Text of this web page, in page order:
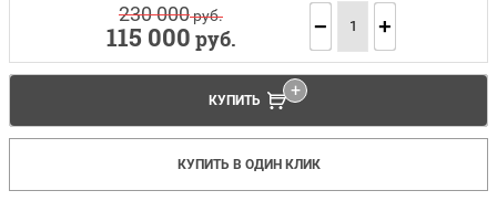
230 000руб.
115 000 руб. − +
КУПИТЬ
КУПИТЬ В ОДИН КЛИК